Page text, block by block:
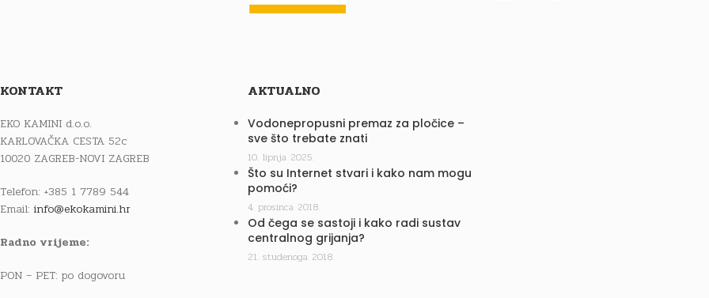
KONTAKT
EKO KAMINI d.o.o.
KARLOVAČKA CESTA 52c
10020 ZAGREB-NOVI ZAGREB
Telefon: +385 1 7789 544
Email: info@ekokamini.hr
Radno vrijeme:
PON – PET: po dogovoru
AKTUALNO
Vodonepropusni premaz za pločice –
sve što trebate znati
10. lipnja 2025.
Što su Internet stvari i kako nam mogu
pomoći?
4. prosinca 2018.
Od čega se sastoji i kako radi sustav
centralnog grijanja?
21. studenoga 2018.